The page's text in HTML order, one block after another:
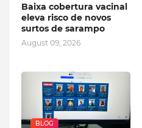
Baixa cobertura vacinal
eleva risco de novos
surtos de sarampo
August 09, 2026
BLOG